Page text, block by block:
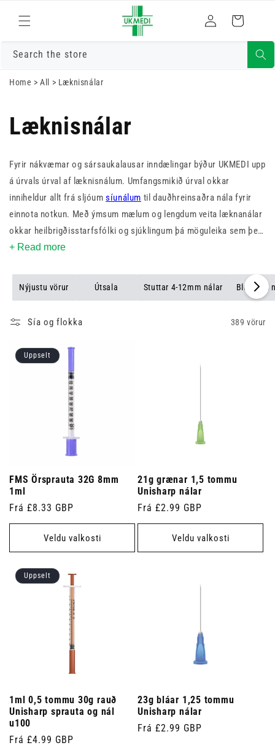
Fara í efni
inn
Karfa
Search the store
Home >All > Læknisnálar
Læknisnálar
Fyrir nákvæmar og sársaukalausar inndælingar býður UKMEDI upp
á úrvals úrval af læknisnálum. Umfangsmikið úrval okkar
inniheldur allt frá sljóumsíunálum til dauðhreinsaðra nála fyrir
einnota notkun. Með ýmsum mælum og lengdum veita læknanálar
okkar heilbrigðisstarfsfólki og sjúklingum þá möguleika sem þeir
þurfa fyrir örugga og þægilega gjöf. Verslaðu núna til að tryggja
+ Read more
Nýjustu vörur Útsala Stuttar 4-12mm nálar Blunt Fill
Sía og flokka 389 vörur
Uppselt
FMS Örsprauta 32G 8mm
1ml
Venjulegt
verð
Frá £8.33 GBP
Veldu valkosti
21g grænar 1,5 tommu
Unisharp nálar
Venjulegt
verð
Frá £2.99 GBP
Veldu valkosti
Uppselt
1ml 0,5 tommu 30g rauð
Unisharp sprauta og nál
u100
Venjulegt
Frá £4.99 GBP
23g bláar 1,25 tommu
Unisharp nálar
Venjulegt
Frá £2.99 GBP